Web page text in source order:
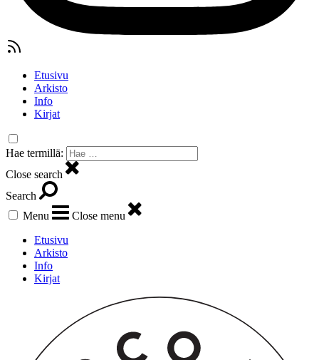
Etusivu
Arkisto
Info
Kirjat
Hae termillä:
Close search
Search
Menu
Close menu
Etusivu
Arkisto
Info
Kirjat